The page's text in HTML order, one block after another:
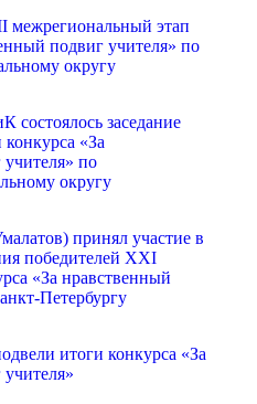
межрегиональный этап
подвиг учителя» по
округу
заседание
«За
по
округу
принял участие в
победителей XXI
«За нравственный
Петербургу
итоги конкурса «За